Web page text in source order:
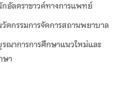
กอัลตราซาวด์ทางการแพทย์
วัตกรรมการจัดการสถานพยาบาล
รณาการการศึกษาแนวใหม่และ
า